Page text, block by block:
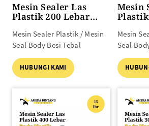
Mesin Sealer Las
Plastik 200 Lebar
Mesin Sealer Plastik / Mesin
Seal Body Besi Tebal
HUBUNGI KAMI
Mesin
Mesin
Seal